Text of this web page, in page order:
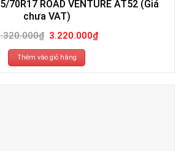
70R17 ROAD VENTURE AT52 (Giá
chưa VAT)
₫ Giá
gốc
là:
3.320.000₫.
3.220.000₫Giá
hiện
Thêm vào giỏ hàng